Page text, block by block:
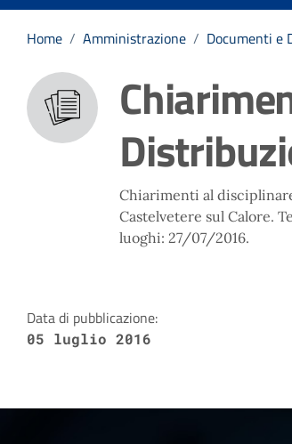
Home / Amministrazione / Documenti e
Chiarimenti al
Castelvetere sul Calore.
luoghi: 27/07/2016.
Data di pubblicazione:
05 luglio 2016